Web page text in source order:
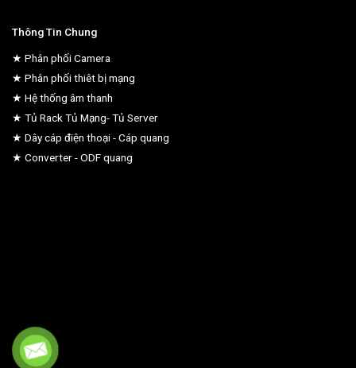
Thông Tin Chung
★ Phân phối Camera
★ Phân phối thiêt bị mạng
★ Hệ thống âm thanh
★ Tủ Rack Tủ Mạng- Tủ Server
★ Dây cáp điện thoại - Cáp quang
★ Converter - ODF quang